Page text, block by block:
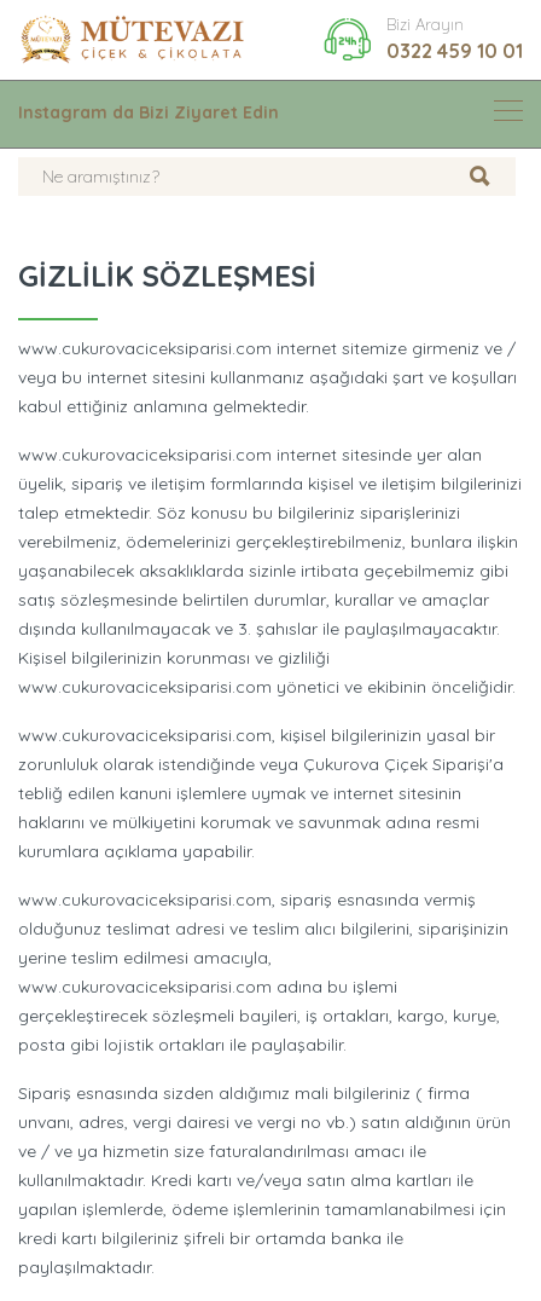
Bizi Arayın
0322 459 10 01
Instagram da Bizi Ziyaret Edin
GIZLILIK SÖZLEŞMESI
www.cukurovaciceksiparisi.com internet sitemize girmeniz ve /
veya bu internet sitesini kullanmanız aşağıdaki şart ve koşulları
kabul ettiğiniz anlamına gelmektedir.
www.cukurovaciceksiparisi.com internet sitesinde yer alan
üyelik, sipariş ve iletişim formlarında kişisel ve iletişim bilgilerinizi
talep etmektedir. Söz konusu bu bilgileriniz siparişlerinizi
verebilmeniz, ödemelerinizi gerçekleştirebilmeniz, bunlara ilişkin
yaşanabilecek aksaklıklarda sizinle irtibata geçebilmemiz gibi
satış sözleşmesinde belirtilen durumlar, kurallar ve amaçlar
dışında kullanılmayacak ve 3. şahıslar ile paylaşılmayacaktır.
Kişisel bilgilerinizin korunması ve gizliliği
www.cukurovaciceksiparisi.com yönetici ve ekibinin önceliğidir.
www.cukurovaciceksiparisi.com, kişisel bilgilerinizin yasal bir
zorunluluk olarak istendiğinde veya Çukurova Çiçek Siparişi'a
tebliğ edilen kanuni işlemlere uymak ve internet sitesinin
haklarını ve mülkiyetini korumak ve savunmak adına resmi
kurumlara açıklama yapabilir.
www.cukurovaciceksiparisi.com, sipariş esnasında vermiş
olduğunuz teslimat adresi ve teslim alıcı bilgilerini, siparişinizin
yerine teslim edilmesi amacıyla,
www.cukurovaciceksiparisi.com adına bu işlemi
gerçekleştirecek sözleşmeli bayileri, iş ortakları, kargo, kurye,
posta gibi lojistik ortakları ile paylaşabilir.
Sipariş esnasında sizden aldığımız mali bilgileriniz ( firma
unvanı, adres, vergi dairesi ve vergi no vb.) satın aldığının ürün
ve / ve ya hizmetin size faturalandırılması amacı ile
kullanılmaktadır. Kredi kartı ve/veya satın alma kartları ile
yapılan işlemlerde, ödeme işlemlerinin tamamlanabilmesi için
kredi kartı bilgileriniz şifreli bir ortamda banka ile
paylaşılmaktadır.